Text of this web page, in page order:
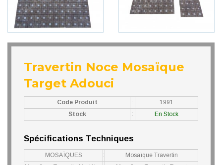
Travertin Noce Mosaïque
Target Adouci
Code Produit :
1991
Stock
: En Stock
Spécifications Techniques
MOSAÏQUES :
Mosaïque Travertin